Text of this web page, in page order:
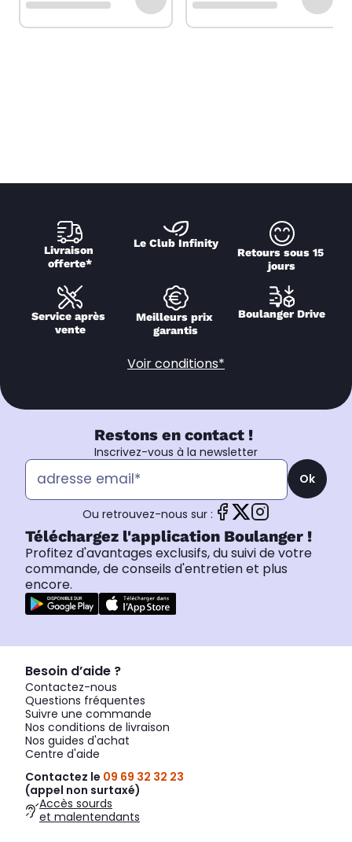
Livraison
offerte*
Le Club Infinity
Retours sous 15
jours
Service après
vente
Meilleurs prix
garantis
Boulanger Drive
Voir conditions*
Restons en contact !
Inscrivez-vous à la newsletter
Ok
Ou retrouvez-nous sur :
Téléchargez l'application Boulanger !
Profitez d'avantages exclusifs, du suivi de votre
commande, de conseils d'entretien et plus
encore.
Besoin d’aide ?
Contactez-nous
Questions fréquentes
Suivre une commande
Nos conditions de livraison
Nos guides d'achat
Centre d'aide
Contactez le 09 69 32 32 23
(appel non surtaxé)
Accès sourds
et malentendants